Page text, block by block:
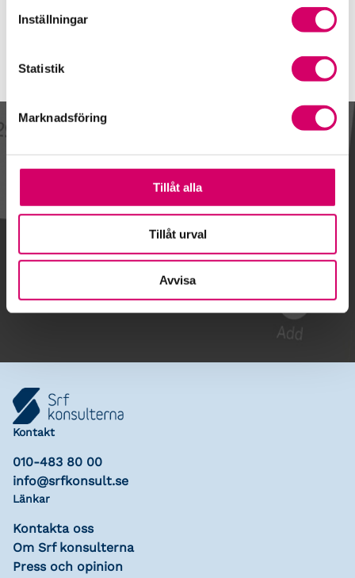
Inställningar
Statistik
Marknadsföring
Tillåt alla
Tillåt urval
Avvisa
Lägg till i kalender
Kontakt
010-483 80 00
info@srfkonsult.se
Länkar
Kontakta oss
Om Srf konsulterna
Press och opinion